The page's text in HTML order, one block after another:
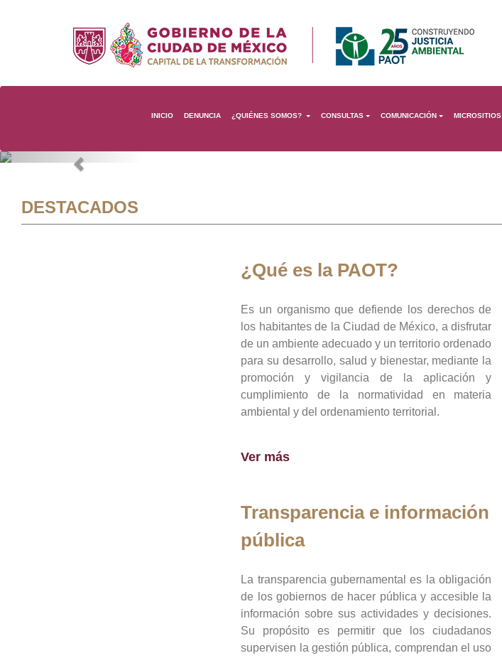
INICIO DENUNCIA ¿QUIÉNES SOMOS? CONSULTAS COMUNICACIÓN MICROSITIOS
Previous
DESTACADOS
¿Qué es la PAOT?
Es un organismo que defiende los derechos de
los habitantes de la Ciudad de México, a disfrutar
de un ambiente adecuado y un territorio ordenado
para su desarrollo, salud y bienestar, mediante la
promoción y vigilancia de la aplicación y
cumplimiento de la normatividad en materia
ambiental y del ordenamiento territorial.
Ver más
Transparencia e información
pública
La transparencia gubernamental es la obligación
de los gobiernos de hacer pública y accesible la
información sobre sus actividades y decisiones.
Su propósito es permitir que los ciudadanos
supervisen la gestión pública, comprendan el uso